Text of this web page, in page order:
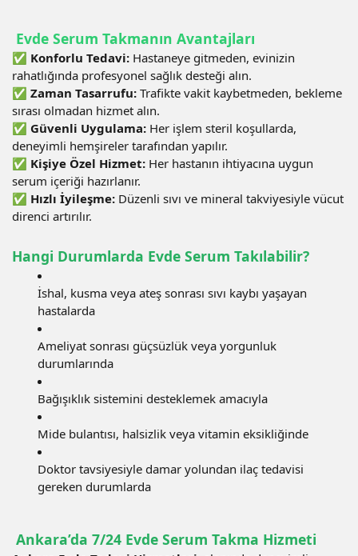
Evde Serum Takmanın Avantajları
✅ Konforlu Tedavi: Hastaneye gitmeden, evinizin
rahatlığında profesyonel sağlık desteği alın.
✅ Zaman Tasarrufu: Trafikte vakit kaybetmeden, bekleme
sırası olmadan hizmet alın.
✅ Güvenli Uygulama: Her işlem steril koşullarda,
deneyimli hemşireler tarafından yapılır.
✅ Kişiye Özel Hizmet: Her hastanın ihtiyacına uygun
serum içeriği hazırlanır.
✅ Hızlı İyileşme: Düzenli sıvı ve mineral takviyesiyle vücut
direnci artırılır.
Hangi Durumlarda Evde Serum Takılabilir?
İshal, kusma veya ateş sonrası sıvı kaybı yaşayan
hastalarda
Ameliyat sonrası güçsüzlük veya yorgunluk
durumlarında
Bağışıklık sistemini desteklemek amacıyla
Mide bulantısı, halsizlik veya vitamin eksikliğinde
Doktor tavsiyesiyle damar yolundan ilaç tedavisi
gereken durumlarda
Ankara’da 7/24 Evde Serum Takma Hizmeti